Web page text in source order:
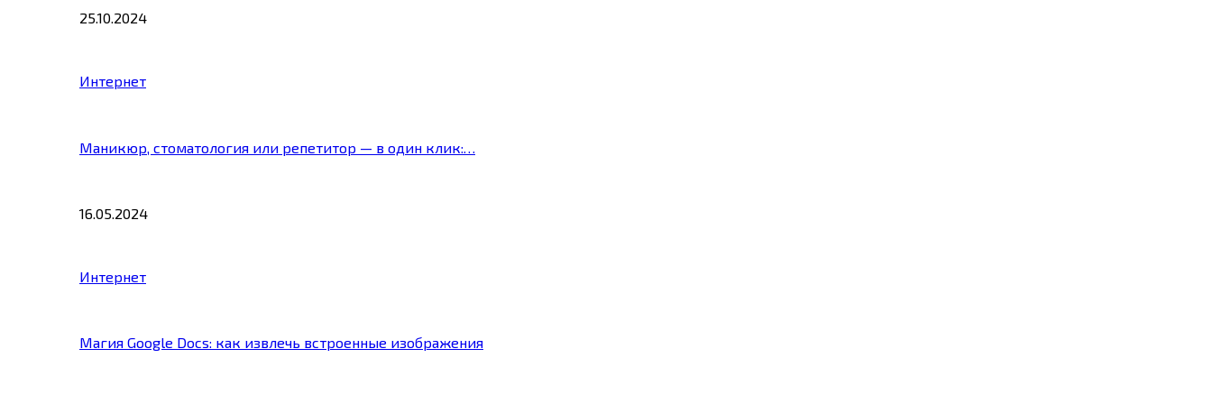
25.10.2024
Интернет
Маникюр, стоматология или репетитор — в один клик:…
16.05.2024
Интернет
Магия Google Docs: как извлечь встроенные изображения